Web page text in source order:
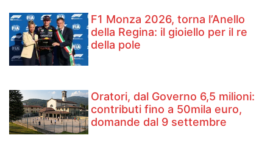
F1 Monza 2026, torna l’Anello
della Regina: il gioiello per il re
della pole
Oratori, dal Governo 6,5 milioni:
contributi fino a 50mila euro,
domande dal 9 settembre